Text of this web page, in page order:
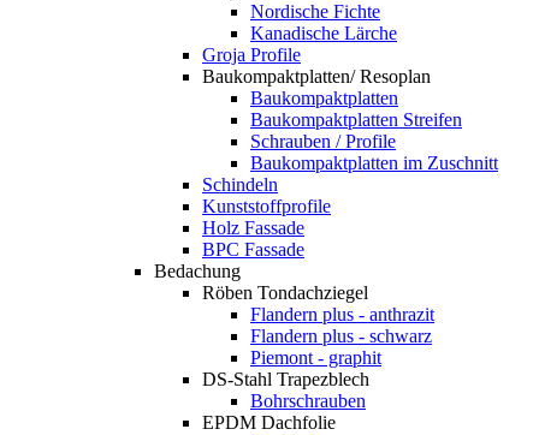
Nordische Fichte
Kanadische Lärche
Groja Profile
Baukompaktplatten/ Resoplan
Baukompaktplatten
Baukompaktplatten Streifen
Schrauben / Profile
Baukompaktplatten im Zuschnitt
Schindeln
Kunststoffprofile
Holz Fassade
BPC Fassade
Bedachung
Röben Tondachziegel
Flandern plus - anthrazit
Flandern plus - schwarz
Piemont - graphit
DS-Stahl Trapezblech
Bohrschrauben
EPDM Dachfolie